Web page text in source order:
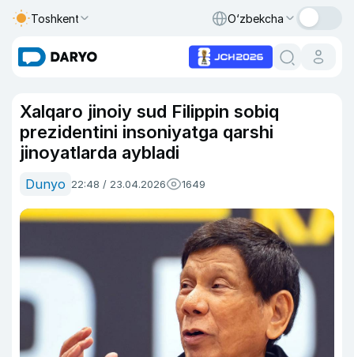
Toshkent O‘zbekcha
Xalqaro jinoiy sud Filippin sobiq
prezidentini insoniyatga qarshi
jinoyatlarda aybladi
Dunyo 22:48 / 23.04.2026 1649